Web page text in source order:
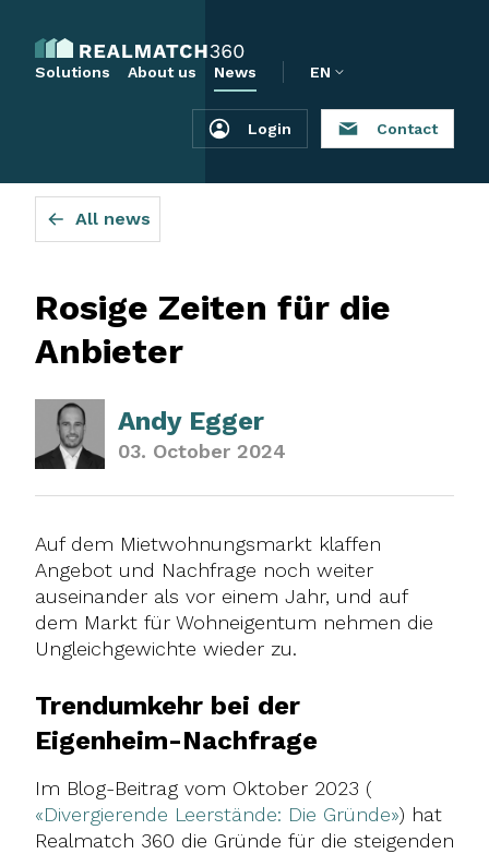
Solutions About us News EN
Login Contact
All news
Rosige Zeiten für die
Anbieter
Andy Egger
03. October 2024
Auf dem Mietwohnungsmarkt klaffen
Angebot und Nachfrage noch weiter
auseinander als vor einem Jahr, und auf
dem Markt für Wohneigentum nehmen die
Ungleichgewichte wieder zu.
Trendumkehr bei der
Eigenheim-Nachfrage
Im Blog-Beitrag vom Oktober 2023 (
«Divergierende Leerstände: Die Gründe») hat
Realmatch 360 die Gründe für die steigenden